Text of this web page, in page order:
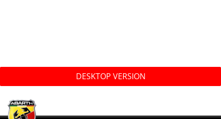
DESKTOP VERSION